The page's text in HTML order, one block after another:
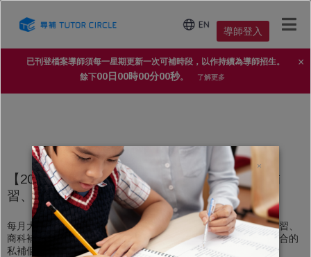
導師登入
×
已刊登檔案導師須每一星期更新一次可補時段，以作持續為導師招生。
餘下00日00時00分00秒。 了解更多
×
【2025年家長導師信賴 No.1 補習平台】上門補
習、私人補習個案
每月大量上門補習、私人補習個案，不論DSE文科補習、理科補習、
商科補習，還是高中、初中、小學補習，導師都能即時配對到適合的
私補個案。